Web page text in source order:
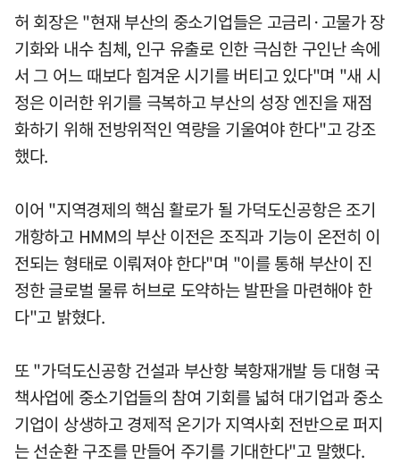
허 회장은 "현재 부산의 중소기업들은 고금리·고물가 장
기화와 내수 침체, 인구 유출로 인한 극심한 구인난 속에
서 그 어느 때보다 힘겨운 시기를 버티고 있다"며 "새 시
정은 이러한 위기를 극복하고 부산의 성장 엔진을 재점
화하기 위해 전방위적인 역량을 기울여야 한다"고 강조
했다.
이어 "지역경제의 핵심 활로가 될 가덕도신공항은 조기
개항하고 HMM의 부산 이전은 조직과 기능이 온전히 이
전되는 형태로 이뤄져야 한다"며 "이를 통해 부산이 진
정한 글로벌 물류 허브로 도약하는 발판을 마련해야 한
다"고 밝혔다.
또 "가덕도신공항 건설과 부산항 북항재개발 등 대형 국
책사업에 중소기업들의 참여 기회를 넓혀 대기업과 중소
기업이 상생하고 경제적 온기가 지역사회 전반으로 퍼지
는 선순환 구조를 만들어 주기를 기대한다"고 말했다.